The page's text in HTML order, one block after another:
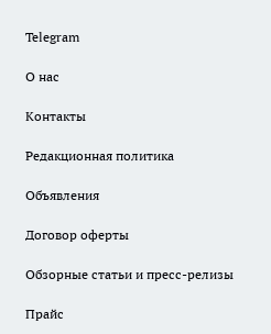
Telegram
О нас
Контакты
Редакционная политика
Объявления
Договор оферты
Обзорные статьи и пресс-релизы
Прайс